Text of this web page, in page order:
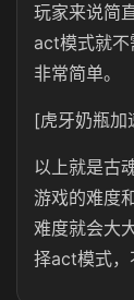
玩家来说简
act模式就
非常简单。
[虎牙奶瓶加
以上就是古
游戏的难度
难度就会大
择act模式，